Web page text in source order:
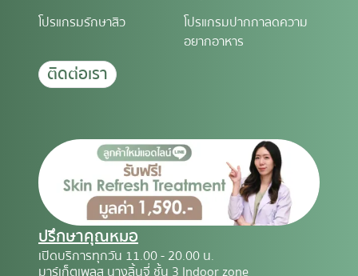
โปรแกรมรักษาสิว
โปรแกรมปากกาลดความ
อยากอาหาร
ติดต่อเรา
ปรึกษาคุณหมอ
เปิดบริการทุกวัน 11.00 - 20.00 น.
มาร์เก็ตเพลส นางลิ้นจี่ ชั้น 3 Indoor zone